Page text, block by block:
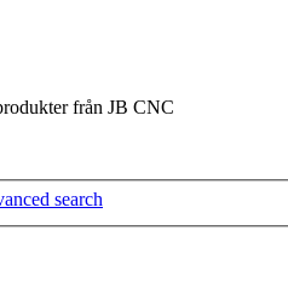
från JB CNC
search